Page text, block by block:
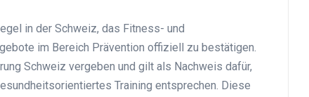
in der Schweiz, das Fitness- und
im Bereich Prävention offiziell zu bestätigen.
Schweiz vergeben und gilt als Nachweis dafür,
Training entsprechen. Diese